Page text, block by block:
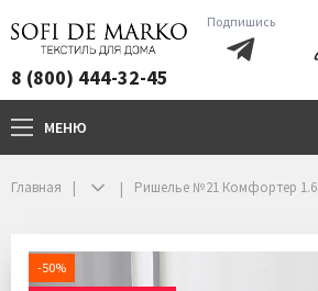
8 (800) 444-32-45
Подпишись
МЕНЮ
Главная Ришелье №21 Комфортер 1.6
-50%